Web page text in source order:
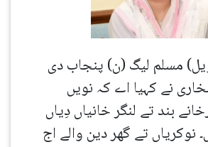
مسلم لیگ (ن) پنجاب دی
نے کہیا اے کہ نویں
بند تے لنگر خانیاں دِیاں
نوکریاں تے گھر دین والے اج